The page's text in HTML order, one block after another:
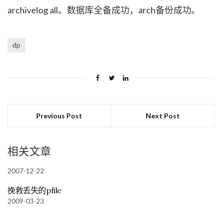
archivelog all。数据库全备成功，arch备份成功。
dp
Previous Post Next Post
相关文章
2007-12-22
挽救丢失的pfile
2009-03-23